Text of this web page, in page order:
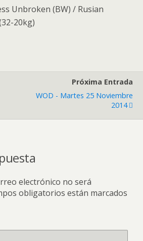
Unbroken (BW) / Rusian
20kg)
Próxima Entrada
WOD - Martes 25 Noviembre
2014
electrónico no será
obligatorios están marcados